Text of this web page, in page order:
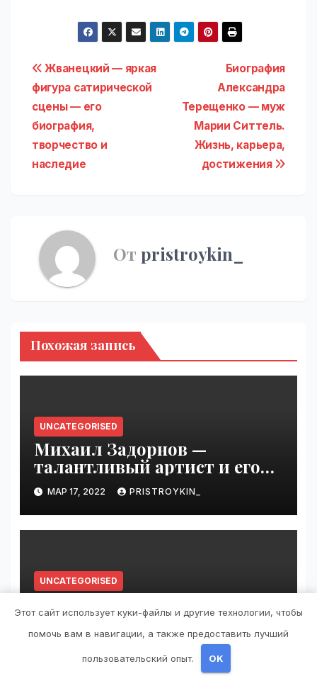
Навигация
по
записям
Биография
Александра
Терещенко — муж
Марии Ситтель.
Жизнь, карьера,
достижения
Жванецкий — яркая
фигура сатирической
сцены — его
биография,
творчество и
наследие
От pristroykin_
Похожая запись
UNCATEGORISED
Михаил Задорнов —
талантливый артист и его
увлекательная биография —
выдающиеся достижения,
известность и интересные
факты из личной жизни!
МАР 17, 2022 PRISTROYKIN_
UNCATEGORISED
Любовь Успенская —
биография, личная жизнь,
достижения
Этот сайт использует куки-файлы и другие технологии, чтобы
помочь вам в навигации, а также предоставить лучший
пользовательский опыт. OK